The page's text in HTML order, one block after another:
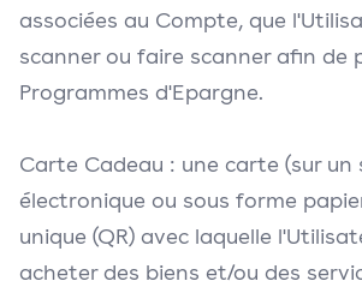
associées au Compte, que
scanner ou faire scanner afin de
Programmes d'Epargne.
Carte Cadeau : une carte (sur un
électronique ou sous forme
unique (QR) avec laquelle
acheter des biens et/ou des